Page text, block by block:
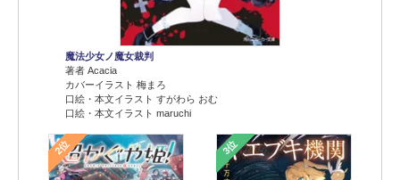
魔法少女ノ魔女裁判
著者 Acacia
カバーイラスト 梅まろ
口絵・本文イラスト すがわら おむ
口絵・本文イラスト maruchi
2位 3位